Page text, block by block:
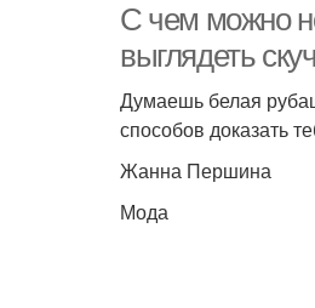
С чем можно
выглядеть
Думаешь белая
способов доказать
Жанна Першина
Мода